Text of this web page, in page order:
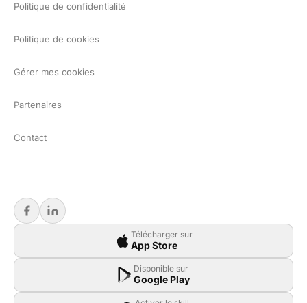
Politique de confidentialité
Politique de cookies
Gérer mes cookies
Partenaires
Contact
Télécharger sur
App Store
Disponible sur
Google Play